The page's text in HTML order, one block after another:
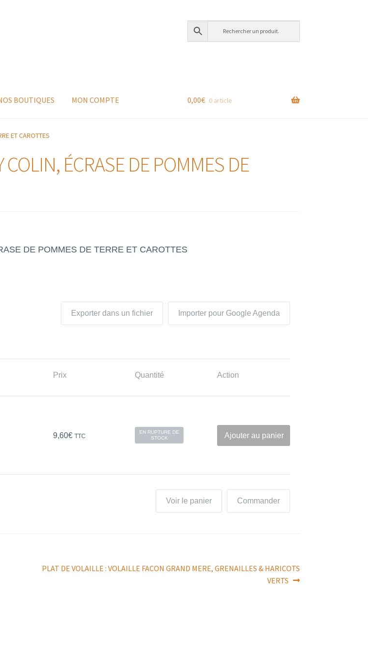
BOUTIQUES MON COMPTE 0,00€ 0 article
ET CAROTTES
ÉCRASE DE POMMES DE
DE POMMES DE TERRE ET CAROTTES
Exporter dans un fichier Importer pour Google Agenda
Prix Quantité Action
9,60€ TTC
EN RUPTURE DE
STOCK
Ajouter au panier
Commander
Voir le panier
Article
PLAT DE VOLAILLE : VOLAILLE FACON GRAND MERE, GRENAILLES & HARICOTS
VERTS